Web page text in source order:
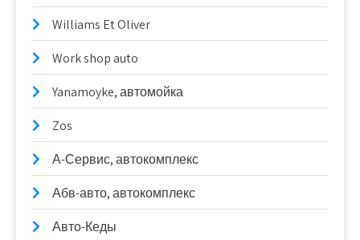
Williams Et Oliver
Work shop auto
Yanamoyke, автомойка
Zos
А-Сервис, автокомплекс
Абв-авто, автокомплекс
Авто-Кеды